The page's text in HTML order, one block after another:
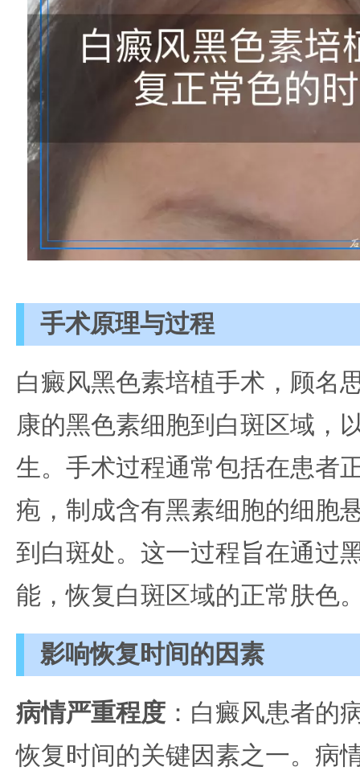
手术原理与过程
白癜风黑色素培植手术，顾名
康的黑色素细胞到白斑区域，
生。手术过程通常包括在患者
疱，制成含有黑素细胞的细胞
到白斑处。这一过程旨在通过
能，恢复白斑区域的正常肤色
影响恢复时间的因素
病情严重程度 ：白癜风患者的
恢复时间的关键因素之一。病